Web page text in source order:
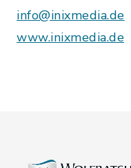
info@inixmedia.de
www.inixmedia.de